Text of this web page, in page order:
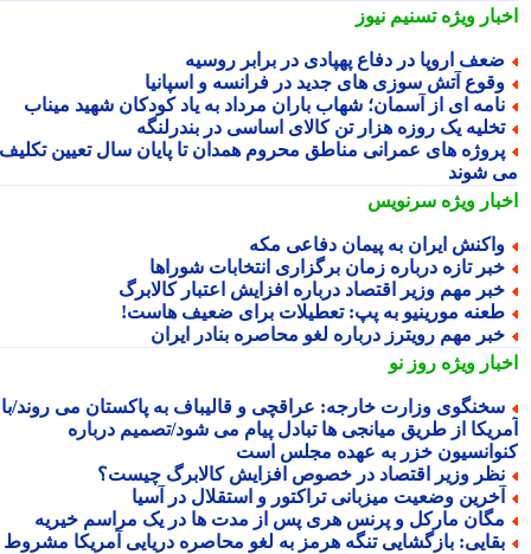
ویژهتسنیم نیوز
اروپا در دفاع پهپادی در برابر روسیه
آتش سوزی های جدید در فرانسه و اسپانیا
ای از آسمان؛ شهاب باران مرداد به یاد کودکان شهید میناب
یک روزه هزار تن کالای اساسی در بندرلنگه
های عمرانی مناطق محروم همدان تا پایان سال تعیین تکلیف
شوند
ویژهسرنویس
ایران به پیمان دفاعی مکه
تازه درباره زمان برگزاری انتخابات شوراها
مهم وزیر اقتصاد درباره افزایش اعتبار کالابرگ
مورینیو به پپ: تعطیلات برای ضعیف هاست!
مهم رویترز درباره لغو محاصره بنادر ایران
ویژهروز نو
وزارت خارجه: عراقچی و قالیباف به پاکستان می روند/با
از طریق میانجی ها تبادل پیام می شود/تصمیم درباره
خزر به عهده مجلس است
وزیر اقتصاد در خصوص افزایش کالابرگ چیست؟
وضعیت میزبانی تراکتور و استقلال در آسیا
مارکل و پرنس هری پس از مدت ها در یک مراسم خیریه
بازگشایی تنگه هرمز به لغو محاصره دریایی آمریکا مشروط